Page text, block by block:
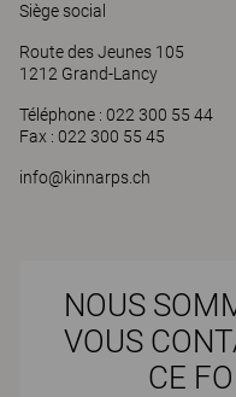
Siège social
Route des Jeunes 105
1212 Grand-Lancy
Téléphone : 022 300 55 44
Fax : 022 300 55 45
info@kinnarps.ch
NOUS
VOUS
CE